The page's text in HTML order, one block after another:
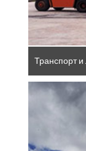
Транспорт и
Немецкая
движущей